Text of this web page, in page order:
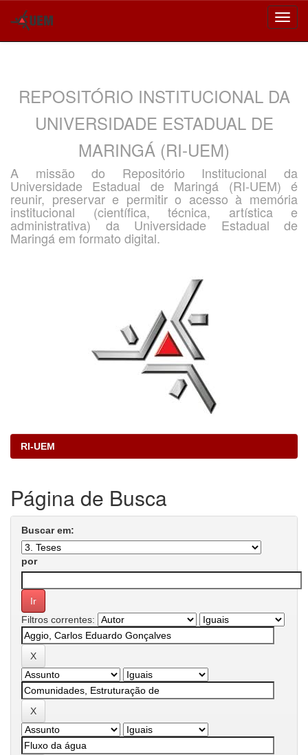
REPOSITÓRIO INSTITUCIONAL DA
UNIVERSIDADE ESTADUAL DE
MARINGÁ (RI-UEM)
A missão do Repositório Institucional da
Universidade Estadual de Maringá (RI-UEM) é
reunir, preservar e permitir o acesso à memória
institucional (científica, técnica, artística e
administrativa) da Universidade Estadual de
Maringá em formato digital.
RI-UEM
Página de Busca
Buscar em:
por
Filtros correntes: